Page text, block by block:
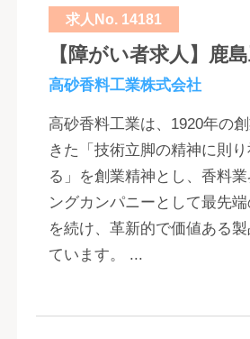
求人No. 14181
【障がい者求人】鹿
高砂香料工業株式会社
高砂香料工業は、1920年の
きた「技術立脚の精神に則
る」を創業精神とし、香料
ングカンパニーとして最先
を続け、革新的で価値ある
ています。 ...